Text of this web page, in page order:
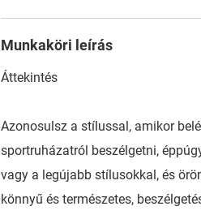
Munkaköri leírás
Áttekintés
Azonosulsz a stílussal, amikor
sportruházatról beszélgetni,
vagy a legújabb stílusokkal, és
könnyű és természetes,